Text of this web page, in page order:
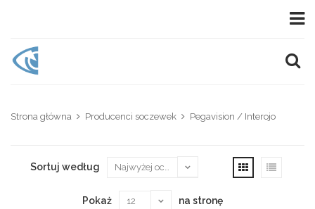
Strona główna Producenci soczewek Pegavision / Interojo
Sortuj według
Pokaż na stronę